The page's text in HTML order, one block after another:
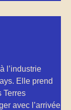
l’industrie
Elle prend
Terres
avec l’arrivée